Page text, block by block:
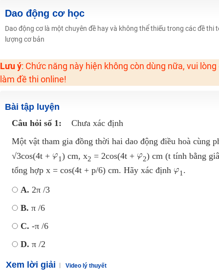
2K6! Lộ Trình Sun 2024 - Ba bước luyện thi TN THPT - ĐH ít nhất 25 điểm
Hot! Lễ hội đồng giá 449K - 499K toàn bộ khoá học tại Tuyensinh247
Khuyến Mãi Khoá Học 1K Chỉ Từ 11-13/09/2024
Khai giảng các khóa lớp 9 Toán - Lý - Hóa - Văn - Anh năm 2018
Khai giảng khóa Ngữ văn 7 - xây nền vững chắc cho tương lai!
Dao động cơ học
Dao động cơ là một chuyên đề hay và không thể thiếu trong các đề
lượng cơ bản
Lưu ý: Chức năng này hiện không còn dùng nữa, vui
làm đề thi online!
Bài tập luyện
Câu hỏi số 1:
Chưa xác định
Một vật tham gia đồng thời hai dao động điều hoà cùng
√3cos(4t +
1) cm, x2 = 2cos(4t + 2) cm (t tính bằng
tổng hợp x = cos(4t + p/6) cm. Hãy xác định
1 .
A. 2π /3
B. π /6
C. -π /6
D. π /2
Xem lời giải Video lý thuyết